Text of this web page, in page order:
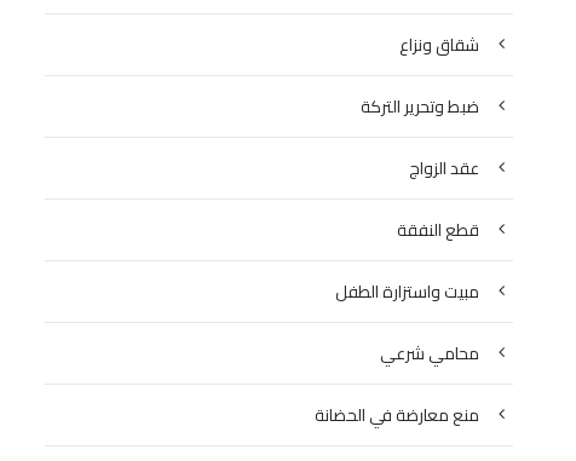
شقاق ونزاع
ضبط وتحرير التركة
عقد الزواج
قطع النفقة
مبيت واستزارة الطفل
محامي شرعي
منع معارضة في الحضانة